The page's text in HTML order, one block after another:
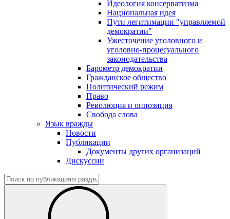
Идеология консерватизма
Национальная идея
Пути легитимации "управляемой
демократии"
Ужесточение уголовного и
уголовно-процесуального
законодательства
Барометр демократии
Гражданское общество
Политический режим
Право
Революция и оппозиция
Свобода слова
Язык вражды
Новости
Публикации
Документы других организаций
Дискуссии